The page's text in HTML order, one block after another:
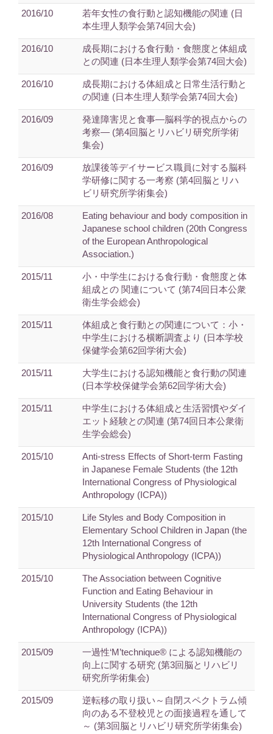
2016/10
若年女性の食行動と認知機能の関連 (日
本生理人類学会第74回大会)
2016/10
成長期における食行動・食態度と体組成
との関連 (日本生理人類学会第74回大会)
2016/10
成長期における体組成と日常生活行動と
の関連 (日本生理人類学会第74回大会)
2016/09
発達障害児と食事―脳科学的視点からの
考察― (第4回脳とリハビリ研究所学術
集会)
2016/09
放課後等デイサービス職員に対する脳科
学研修に関する一考察 (第4回脳とリハ
ビリ研究所学術集会)
2016/08
Eating behaviour and body composition in
Japanese school children (20th Congress
of the European Anthropological
Association.)
2015/11
小・中学生における食行動・食態度と体
組成との 関連について (第74回日本公衆
衛生学会総会)
2015/11
体組成と食行動との関連について：小・
中学生における横断調査より (日本学校
保健学会第62回学術大会)
2015/11
大学生における認知機能と食行動の関連
(日本学校保健学会第62回学術大会)
2015/11
中学生における体組成と生活習慣やダイ
エット経験との関連 (第74回日本公衆衛
生学会総会)
2015/10
Anti-stress Effects of Short-term Fasting
in Japanese Female Students (the 12th
International Congress of Physiological
Anthropology (ICPA))
2015/10
Life Styles and Body Composition in
Elementary School Children in Japan (the
12th International Congress of
Physiological Anthropology (ICPA))
2015/10
The Association between Cognitive
Function and Eating Behaviour in
University Students (the 12th
International Congress of Physiological
Anthropology (ICPA))
2015/09
一過性‘M’technique® による認知機能の
向上に関する研究 (第3回脳とリハビリ
研究所学術集会)
2015/09
逆転移の取り扱い～自閉スペクトラム傾
向のある不登校児との面接過程を通して
～ (第3回脳とリハビリ研究所学術集会)